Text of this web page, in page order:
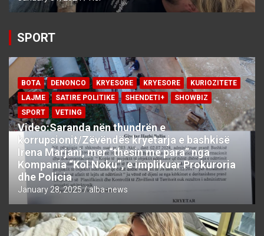
SPORT
BOTA DENONCO KRYESORE KRYESORE
KURIOZITETE
LAJME
SATIRE POLITIKE SHENDETI+
SHOWBIZ
SPORT
VETING
Video:Saranda nën thundrën e
korrupsionit/Zëvëndës kryetarja e bashkisë
Irena Marjani, mer “thesin me para” nga
Kompania “Kol Noku”, e implikuar Prokuroria
dhe Policia
January 28, 2025 alba-news